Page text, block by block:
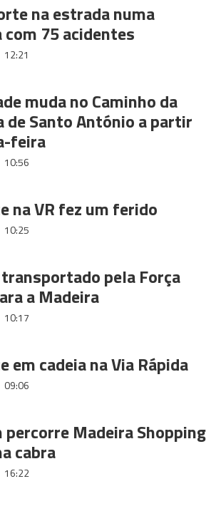
na estrada numa
com 75 acidentes
12:21
muda no Caminho da
de Santo António a partir
feira
10:56
na VR fez um ferido
10:25
pela Força
a Madeira
10:17
em cadeia na Via Rápida
09:06
percorre Madeira Shopping
cabra
16:22